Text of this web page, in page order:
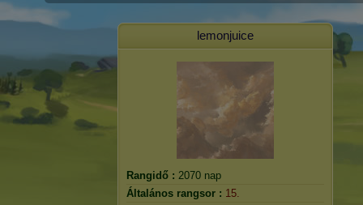
lemonjuice
Rangidő : 2070 nap
Általános rangsor : 15.